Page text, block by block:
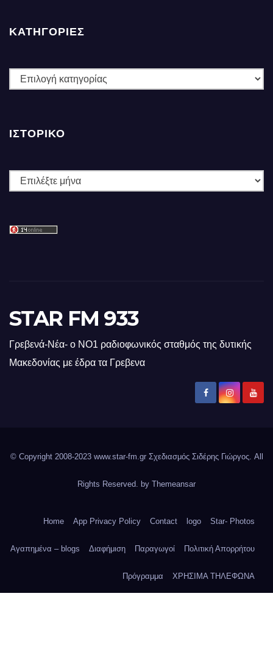
ΚΑΤΗΓΟΡΙΕΣ
ΚΑΤΗΓΟΡΙΕΣ
ΙΣΤΟΡΙΚΌ
Ιστορικό
STAR FM 933
Γρεβενά-Νέα- ο ΝΟ1 ραδιοφωνικός σταθμός της δυτικής
Μακεδονίας με έδρα τα Γρεβενα
© Copyright 2008-2023 www.star-fm.gr Σχεδιασμός Σιδέρης Γιώργος. All
Rights Reserved. by Themeansar
Home App Privacy Policy Contact logo Star- Photos
Αγαπημένα – blogs Διαφήμιση Παραγωγοί Πολιτική Απορρήτου
Πρόγραμμα ΧΡΗΣΙΜΑ ΤΗΛΕΦΩΝΑ